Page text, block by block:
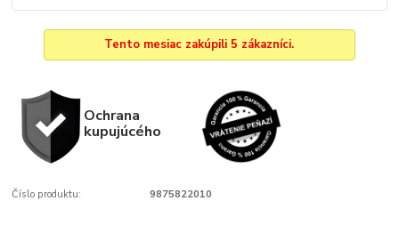
Tento mesiac zakúpili 5 zákazníci.
Ochrana
kupujúcého
Číslo produktu: 9875822010